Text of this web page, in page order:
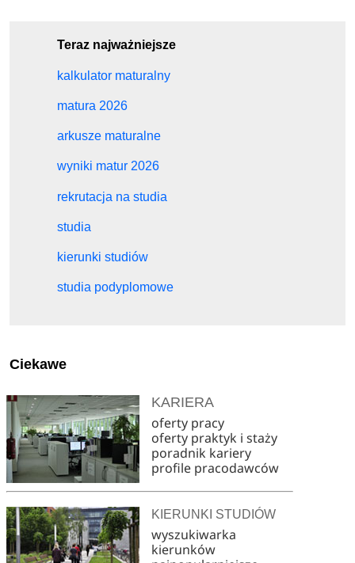
Teraz najważniejsze
kalkulator maturalny
matura 2026
arkusze maturalne
wyniki matur 2026
rekrutacja na studia
studia
kierunki studiów
studia podyplomowe
Ciekawe
KARIERA
oferty pracy
oferty praktyk i staży
poradnik kariery
profile pracodawców
KIERUNKI STUDIÓW
wyszukiwarka
kierunków